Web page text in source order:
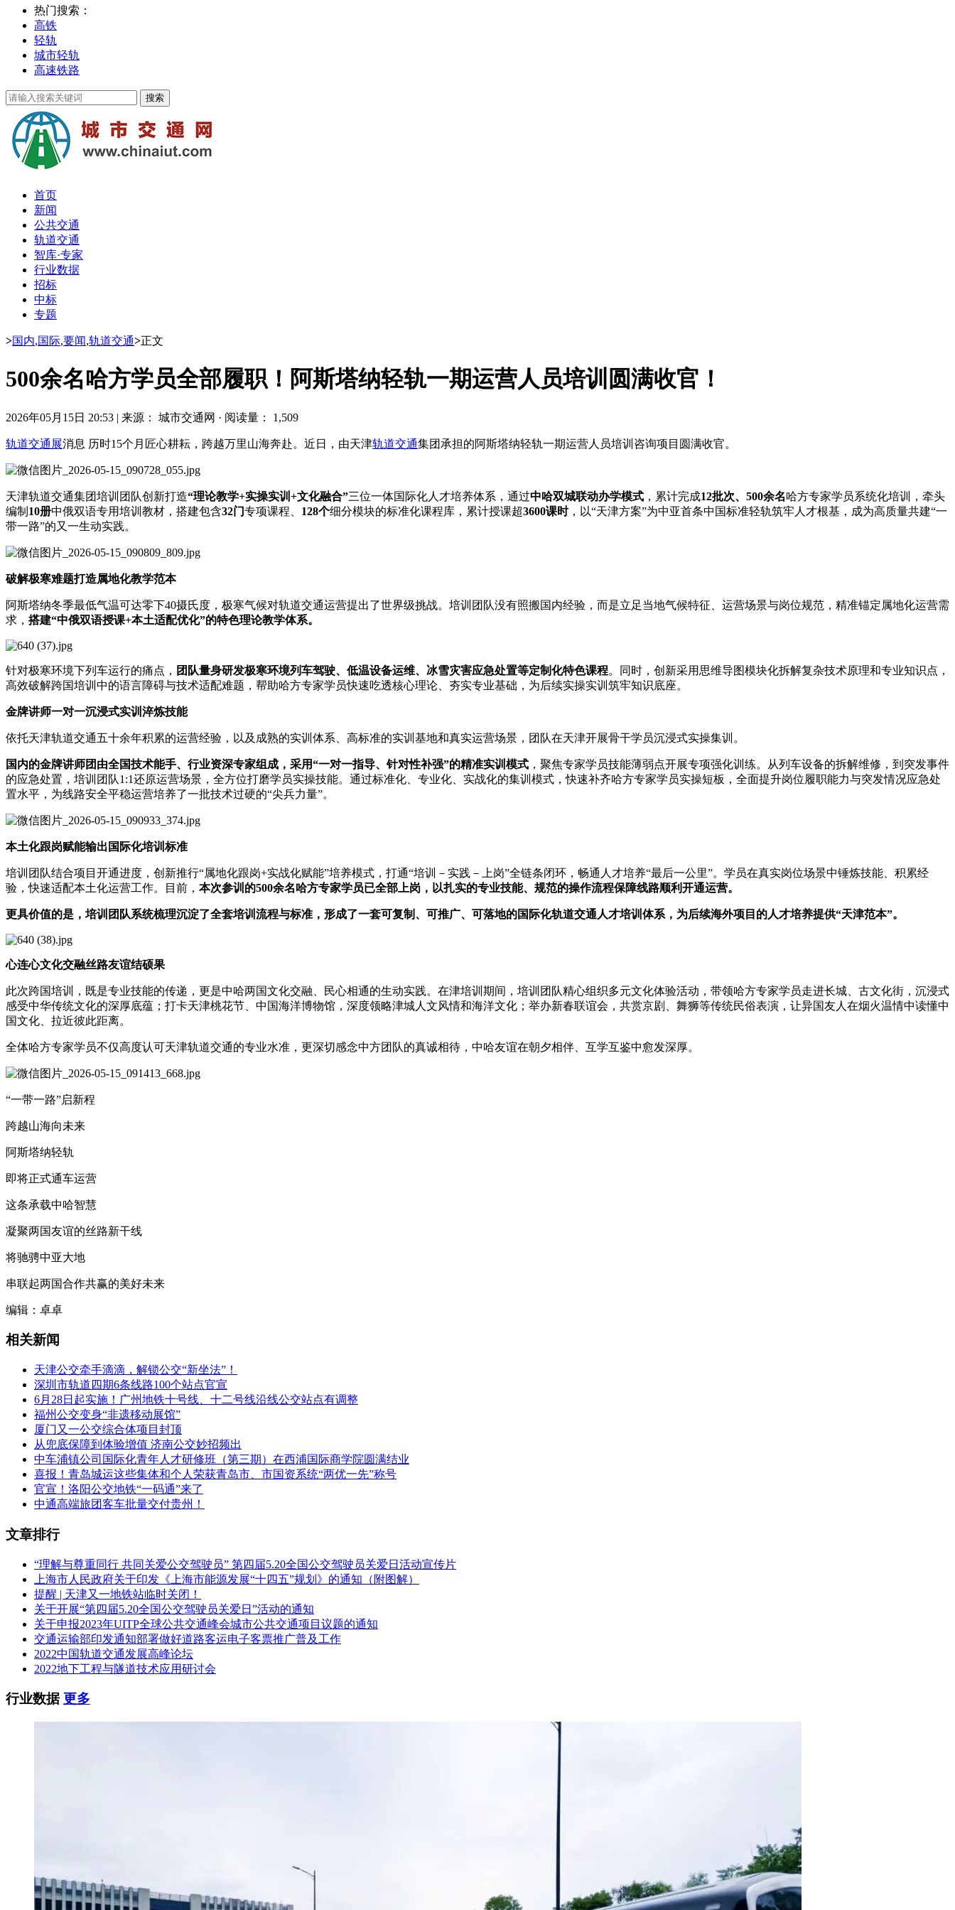
热门搜索：
高铁
轻轨
城市轻轨
高速铁路
首页
新闻
公共交通
轨道交通
智库·专家
行业数据
招标
中标
专题
>国内,国际,要闻,轨道交通>正文
500余名哈方学员全部履职！阿斯塔纳轻轨一期运营人员培训圆满收官！
2026年05月15日 20:53 | 来源： 城市交通网 · 阅读量： 1,509
轨道交通展消息 历时15个月匠心耕耘，跨越万里山海奔赴。近日，由天津轨道交通集团承担的阿斯塔纳轻轨一期运营人员培训咨询项目圆满收官。
天津轨道交通集团培训团队创新打造“理论教学+实操实训+文化融合”三位一体国际化人才培养体系，通过中哈双城联动办学模式 ，累计完成12批次、500余名哈方专家学员系统化培训，牵头
编制 10册中俄双语专用培训教材，搭建包含32门专项课程、 128个细分模块的标准化课程库，累计授课超3600课时，以“天津方案”为中亚首条中国标准轻轨筑牢人才根基，成为高质量共建“一
带一路”的又一生动实践。
破解极寒难题打造属地化教学范本
阿斯塔纳冬季最低气温可达零下40摄氏度，极寒气候对轨道交通运营提出了世界级挑战。培训团队没有照搬国内经验，而是立足当地气候特征、运营场景与岗位规范，精准锚定属地化运营需
求， 搭建“中俄双语授课+本土适配优化”的特色理论教学体系。
针对极寒环境下列车运行的痛点， 团队量身研发极寒环境列车驾驶、低温设备运维、冰雪灾害应急处置等定制化特色课程。同时，创新采用思维导图模块化拆解复杂技术原理和专业知识点，
高效破解跨国培训中的语言障碍与技术适配难题，帮助哈方专家学员快速吃透核心理论、夯实专业基础，为后续实操实训筑牢知识底座。
金牌讲师一对一沉浸式实训淬炼技能
依托天津轨道交通五十余年积累的运营经验，以及成熟的实训体系、高标准的实训基地和真实运营场景，团队在天津开展骨干学员沉浸式实操集训。
国内的金牌讲师团由全国技术能手、行业资深专家组成，采用“一对一指导、针对性补强”的精准实训模式 ，聚焦专家学员技能薄弱点开展专项强化训练。从列车设备的拆解维修，到突发事件
的应急处置，培训团队1:1还原运营场景，全方位打磨学员实操技能。通过标准化、专业化、实战化的集训模式，快速补齐哈方专家学员实操短板，全面提升岗位履职能力与突发情况应急处
置水平，为线路安全平稳运营培养了一批技术过硬的“尖兵力量”。
本土化跟岗赋能输出国际化培训标准
培训团队结合项目开通进度，创新推行“属地化跟岗+实战化赋能”培养模式，打通“培训－实践－上岗”全链条闭环，畅通人才培养“最后一公里”。学员在真实岗位场景中锤炼技能、积累经
验，快速适配本土化运营工作。目前， 本次参训的500余名哈方专家学员已全部上岗，以扎实的专业技能、规范的操作流程保障线路顺利开通运营。
更具价值的是，培训团队系统梳理沉淀了全套培训流程与标准，形成了一套可复制、可推广、可落地的国际化轨道交通人才培训体系，为后续海外项目的人才培养提供“天津范本”。
心连心文化交融丝路友谊结硕果
此次跨国培训，既是专业技能的传递，更是中哈两国文化交融、民心相通的生动实践。在津培训期间，培训团队精心组织多元文化体验活动，带领哈方专家学员走进长城、古文化街，沉浸式
感受中华传统文化的深厚底蕴；打卡天津桃花节 、中国海洋博物馆，深度领略津城人文风情和海洋文化；举办新春联谊会，共赏京剧、舞狮等传统民俗表演，让异国友人在烟火温情中读懂中
国文化、拉近彼此距离。
全体哈方专家学员不仅高度认可天津轨道交通的专业水准，更深切感念中方团队的真诚相待，中哈友谊在朝夕相伴、互学互鉴中愈发深厚。
“一带一路”启新程
跨越山海向未来
阿斯塔纳轻轨
即将正式通车运营
这条承载中哈智慧
凝聚两国友谊的丝路新干线
将驰骋中亚大地
串联起两国合作共赢的美好未来
编辑：卓卓
相关新闻
天津公交牵手滴滴，解锁公交“新坐法”！
深圳市轨道四期6条线路100个站点官宣
6月28日起实施！广州地铁十号线、十二号线沿线公交站点有调整
福州公交变身“非遗移动展馆”
厦门又一公交综合体项目封顶
从兜底保障到体验增值 济南公交妙招频出
中车浦镇公司国际化青年人才研修班（第三期）在西浦国际商学院圆满结业
喜报！青岛城运这些集体和个人荣获青岛市、市国资系统“两优一先”称号
官宣！洛阳公交地铁“一码通”来了
中通高端旅团客车批量交付贵州！
文章排行
“理解与尊重同行 共同关爱公交驾驶员” 第四届5.20全国公交驾驶员关爱日活动宣传片
上海市人民政府关于印发《上海市能源发展“十四五”规划》的通知（附图解）
提醒 | 天津又一地铁站临时关闭！
关于开展“第四届5.20全国公交驾驶员关爱日”活动的通知
关于申报2023年UITP全球公共交通峰会城市公共交通项目议题的通知
交通运输部印发通知部署做好道路客运电子客票推广普及工作
2022中国轨道交通发展高峰论坛
2022地下工程与隧道技术应用研讨会
行业数据更多